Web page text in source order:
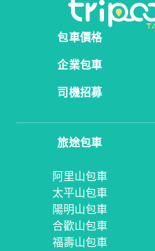
包車價格
企業包車
司機招募
旅途包車
阿里山包車
太平山包車
陽明山包車
合歡山包車
福壽山包車